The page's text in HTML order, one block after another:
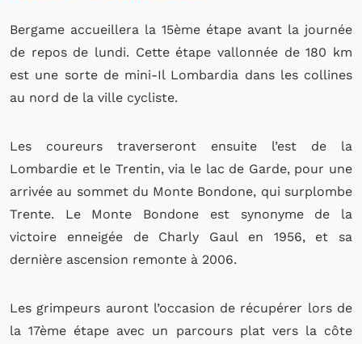
Bergame accueillera la 15ème étape avant la journée
de repos de lundi. Cette étape vallonnée de 180 km
est une sorte de mini-Il Lombardia dans les collines
au nord de la ville cycliste.
Les coureurs traverseront ensuite l’est de la
Lombardie et le Trentin, via le lac de Garde, pour une
arrivée au sommet du Monte Bondone, qui surplombe
Trente. Le Monte Bondone est synonyme de la
victoire enneigée de Charly Gaul en 1956, et sa
dernière ascension remonte à 2006.
Les grimpeurs auront l’occasion de récupérer lors de
la 17ème étape avec un parcours plat vers la côte